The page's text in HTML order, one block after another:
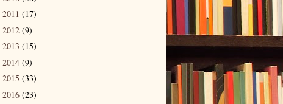
2011 (17)
2012 (9)
2013 (15)
2014 (9)
2015 (33)
2016 (23)